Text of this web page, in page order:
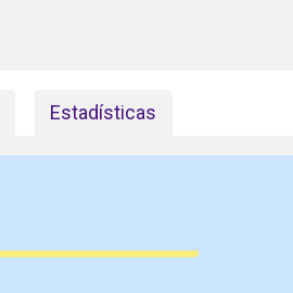
Estadísticas